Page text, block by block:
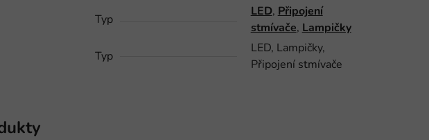
Typ
LED, Připojení
stmívače, Lampičky
Typ
LED, Lampičky,
Připojení stmívače